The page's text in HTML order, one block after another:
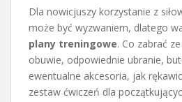
Dla nowicjuszy korzystanie z
może być wyzwaniem, dlatego
plany treningowe. Co zabrać
obuwie, odpowiednie ubranie,
ewentualne akcesoria, jak
zestaw ćwiczeń dla